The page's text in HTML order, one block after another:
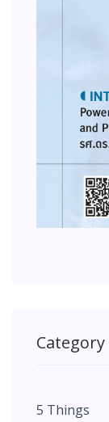
Category
5 Things